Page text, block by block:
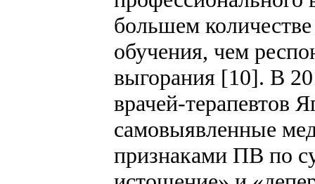
большем
обучения, чем
выгорания [10]. В
врачей-терапевтов
самовыявленные
признаками ПВ по